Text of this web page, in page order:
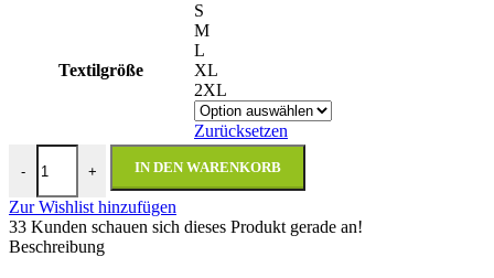
Textilgröße
S
M
L
XL
2XL
Zurücksetzen
-
T-Shirt MY BOI Menge
+ IN DEN WARENKORB
Zur Wishlist hinzufügen
33 Kunden schauen sich dieses Produkt gerade an!
Beschreibung